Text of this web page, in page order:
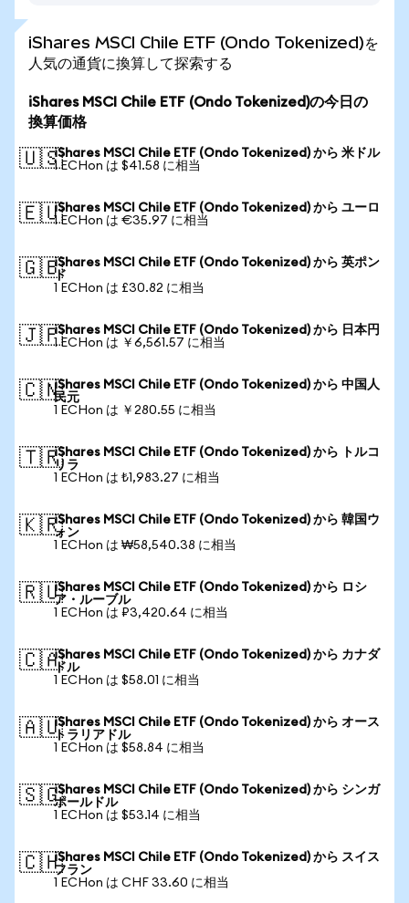
iShares MSCI Chile ETF (Ondo Tokenized)を
人気の通貨に換算して探索する
iShares MSCI Chile ETF (Ondo Tokenized)の今日の
換算価格
🇺🇸iShares MSCI Chile ETF (Ondo Tokenized) から 米ドル
1 ECHon は $41.58 に相当
🇪🇺iShares MSCI Chile ETF (Ondo Tokenized) から ユーロ
1 ECHon は €35.97 に相当
🇬🇧iShares MSCI Chile ETF (Ondo Tokenized) から 英ポン
ド
1 ECHon は £30.82 に相当
🇯🇵iShares MSCI Chile ETF (Ondo Tokenized) から 日本円
1 ECHon は ￥6,561.57 に相当
🇨🇳iShares MSCI Chile ETF (Ondo Tokenized) から 中国人
民元
1 ECHon は ￥280.55 に相当
🇹🇷iShares MSCI Chile ETF (Ondo Tokenized) から トルコ
リラ
1 ECHon は ₺1,983.27 に相当
🇰🇷iShares MSCI Chile ETF (Ondo Tokenized) から 韓国ウ
ォン
1 ECHon は ₩58,540.38 に相当
🇷🇺iShares MSCI Chile ETF (Ondo Tokenized) から ロシ
ア・ルーブル
1 ECHon は ₽3,420.64 に相当
🇨🇦iShares MSCI Chile ETF (Ondo Tokenized) から カナダ
ドル
1 ECHon は $58.01 に相当
🇦🇺iShares MSCI Chile ETF (Ondo Tokenized) から オース
トラリアドル
1 ECHon は $58.84 に相当
🇸🇬iShares MSCI Chile ETF (Ondo Tokenized) から シンガ
ポールドル
1 ECHon は $53.14 に相当
🇨🇭iShares MSCI Chile ETF (Ondo Tokenized) から スイス
フラン
1 ECHon は CHF 33.60 に相当